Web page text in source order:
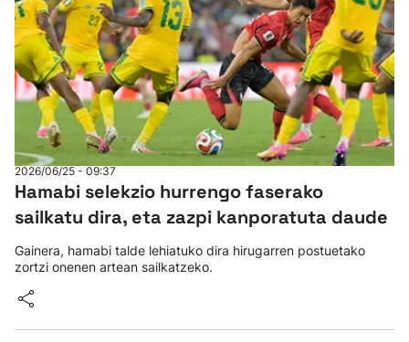
2026/06/25 - 09:37
Hamabi selekzio hurrengo faserako
sailkatu dira, eta zazpi kanporatuta daude
Gainera, hamabi talde lehiatuko dira hirugarren postuetako
zortzi onenen artean sailkatzeko.